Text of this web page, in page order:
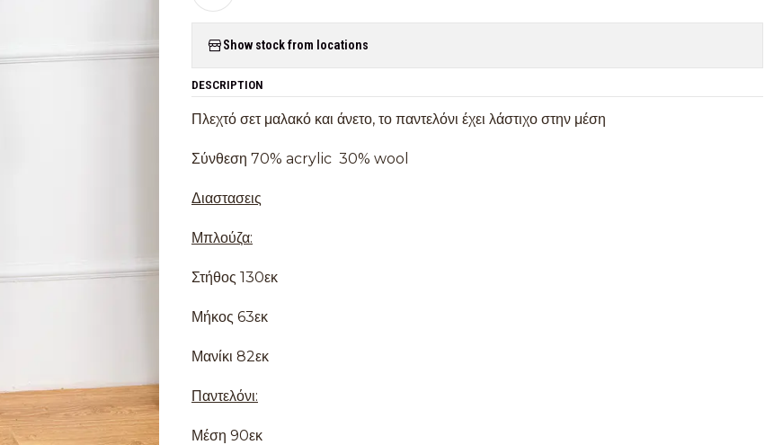
Show stock from locations
DESCRIPTION
Πλεχτό σετ μαλακό και άνετο, το παντελόνι έχει λάστιχο στην μέση
Σύνθεση 70% acrylic 30% wool
Διαστασεις
Μπλούζα:
Στήθος 130εκ
Μήκος 63εκ
Μανίκι 82εκ
Παντελόνι:
Μέση 90εκ